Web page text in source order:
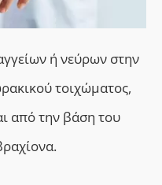
ή νεύρων στην
τοιχώματος,
από την βάση του